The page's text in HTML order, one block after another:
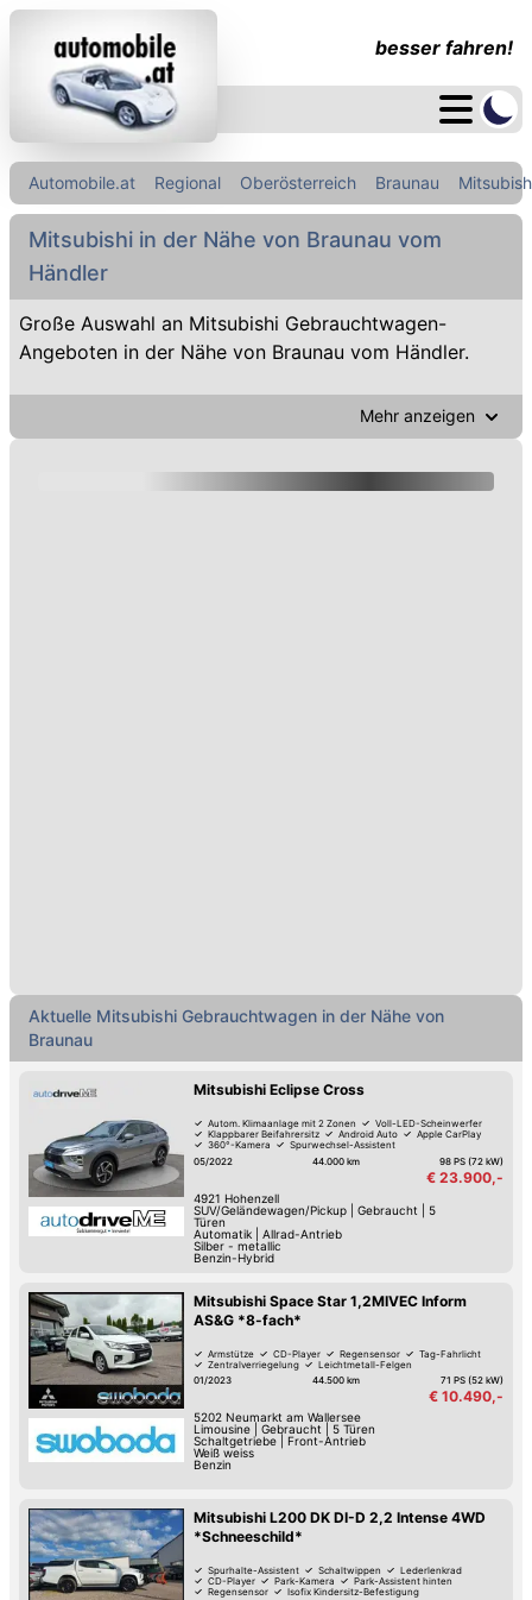
besser fahren!
Automobile.at Regional Oberösterreich Braunau
Mitsubishi in der Nähe von Braunau vom
Händler
Große Auswahl an Mitsubishi Gebrauchtwagen-
Angeboten in der Nähe von Braunau vom Händler.
Mehr anzeigen
Aktuelle Mitsubishi Gebrauchtwagen in der Nähe von
Braunau
Mitsubishi Eclipse Cross
Autom. Klimaanlage mit 2 Zonen
Voll-LED-Scheinwerfer
Klappbarer Beifahrersitz
Android Auto
Apple CarPlay
360°-Kamera
Spurwechsel-Assistent
Spurhalte-Assistent
05/2022 44.000 km 98 PS (72 kW)
€ 23.900,-
4921 Hohenzell
SUV/Geländewagen/Pickup| Gebraucht
5
Türen
Automatik| Allrad-Antrieb
Silber - metallic
Benzin-Hybrid
Mitsubishi Space Star 1,2MIVEC Inform
AS&G *8-fach*
Armstütze CD-Player Regensensor
Tag-Fahrlicht
Zentralverriegelung
Leichtmetall-Felgen
01/2023
44.500 km 71 PS (52 kW)
€ 10.490,-
5202 Neumarkt am Wallersee
Limousine| Gebraucht
5 Türen
Schaltgetriebe| Front-Antrieb
Weiß weiss
Benzin
Mitsubishi L200 DK DI-D 2,2 Intense 4WD
*Schneeschild*
Spurhalte-Assistent Schaltwippen
Lederlenkrad
CD-Player
Park-Kamera
Park-Assistent hinten
Regensensor
Isofix Kindersitz-Befestigung